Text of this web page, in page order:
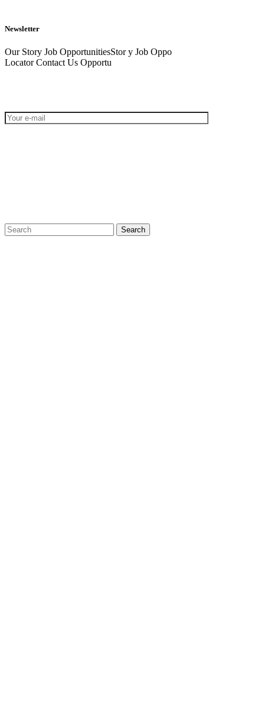
Newsletter
Our Story Job OpportunitiesStor y Job Oppo
Locator Contact Us Opportu